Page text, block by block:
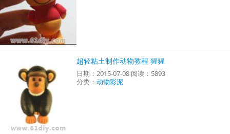
超轻粘土制作动物教程 猩猩
日期：2015-07-08 阅读：5893
分类：动物彩泥